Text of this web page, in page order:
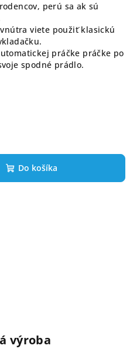
perú sa ak sú
viete použiť klasickú
práčke práčke po
spodné prádlo.
Do košíka
výroba